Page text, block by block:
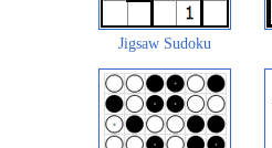
Jigsaw Sudoku